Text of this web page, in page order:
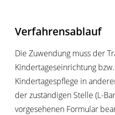
Verfahrensablauf
Die Zuwendung muss der
Kindertageseinrichtung
Kindertagespflege in
der zuständigen Stelle (L-
vorgesehenen Formular